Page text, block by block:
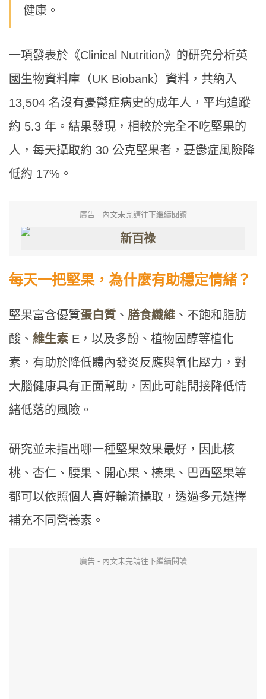
健康。
一項發表於《Clinical Nutrition》的研究分析英
國生物資料庫（UK Biobank）資料，共納入
13,504 名沒有憂鬱症病史的成年人，平均追蹤
約 5.3 年。結果發現，相較於完全不吃堅果的
人，每天攝取約 30 公克堅果者，憂鬱症風險降
低約 17%。
廣告 - 內文未完請往下繼續閱讀
每天一把堅果，為什麼有助穩定情緒？
堅果富含優質蛋白質 、 膳食纖維 、不飽和脂肪
酸、 維生素 E，以及多酚、植物固醇等植化
素，有助於降低體內發炎反應與氧化壓力，對
大腦健康具有正面幫助，因此可能間接降低情
緒低落的風險。
研究並未指出哪一種堅果效果最好，因此核
桃、杏仁、腰果、開心果、榛果、巴西堅果等
都可以依照個人喜好輪流攝取，透過多元選擇
補充不同營養素。
廣告 - 內文未完請往下繼續閱讀